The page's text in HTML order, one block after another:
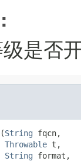
是否
String fqcn,
Throwable t,
String format,